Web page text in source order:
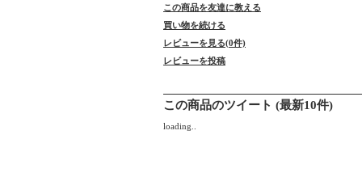
この商品を友達に教える
買い物を続ける
レビューを見る(0件)
レビューを投稿
この商品のツイート (最新10件)
loading..